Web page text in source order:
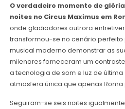
O verdadeiro momento de
noites no Circus Maximus em
onde gladiadores outrora
transformou-se no cenário
musical moderno demonstrar as
milenares forneceram um
a tecnologia de som e luz de
atmosfera única que apenas
Seguiram-se seis noites